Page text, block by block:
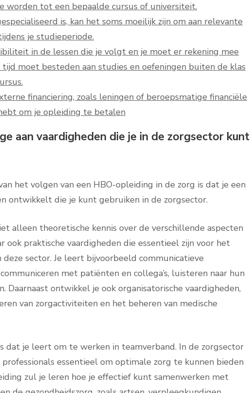
worden tot een bepaalde cursus of universiteit.
is, kan het soms moeilijk zijn om aan relevante
je studieperiode.
in de lessen die je volgt en je moet er rekening mee
moet besteden aan studies en oefeningen buiten de klas
financiering, zoals leningen of beroepsmatige financiële
om je opleiding te betalen
aan vaardigheden die je in de zorgsector kunt
het volgen van een HBO-opleiding in de zorg is dat je een
ontwikkelt die je kunt gebruiken in de zorgsector.
alleen theoretische kennis over de verschillende aspecten
ook praktische vaardigheden die essentieel zijn voor het
sector. Je leert bijvoorbeeld communicatieve
met patiënten en collega’s, luisteren naar hun
Daarnaast ontwikkel je ook organisatorische vaardigheden,
van zorgactiviteiten en het beheren van medische
dat je leert om te werken in teamverband. In de zorgsector
essentieel om optimale zorg te kunnen bieden
zul je leren hoe je effectief kunt samenwerken met